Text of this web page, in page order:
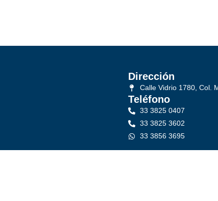
Dirección
Calle Vidrio 1780, Col.
Teléfono
33 3825 0407
33 3825 3602
33 3856 3695